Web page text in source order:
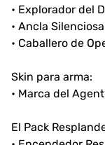
• Explorador del
• Ancla Silenciosa
• Caballero de
Skin para arma:
• Marca del
El Pack